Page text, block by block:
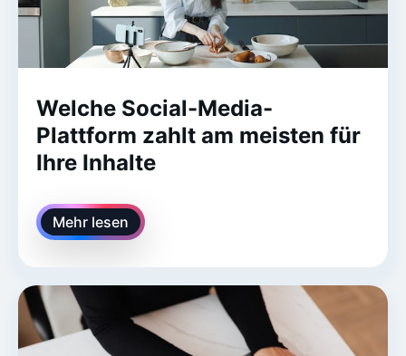
Welche Social-Media-
Plattform zahlt am meisten für
Ihre Inhalte
Mehr lesen